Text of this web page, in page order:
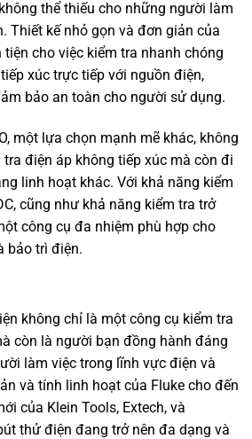
thể thiếu cho những người làm
Thiết kế nhỏ gọn và đơn giản của
cho việc kiểm tra nhanh chóng
xúc trực tiếp với nguồn điện,
bảo an toàn cho người sử dụng.
một lựa chọn mạnh mẽ khác, không
điện áp không tiếp xúc mà còn đi
linh hoạt khác. Với khả năng kiểm
cũng như khả năng kiểm tra trở
công cụ đa nhiệm phù hợp cho
bảo trì điện.
không chỉ là một công cụ kiểm tra
còn là người bạn đồng hành đáng
làm việc trong lĩnh vực điện và
và tính linh hoạt của Fluke cho đến
của Klein Tools, Extech, và
thử điện đang trở nên đa dạng và